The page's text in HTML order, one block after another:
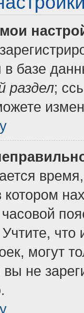
в базе
раздел;
котором
что
могут
не